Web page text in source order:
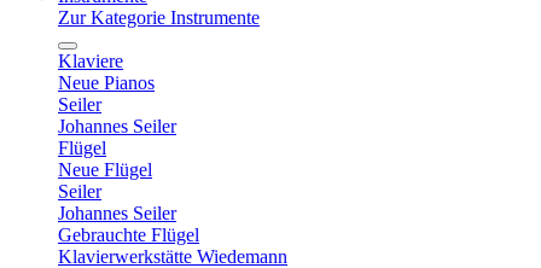
Zur Kategorie Instrumente
Klaviere
Neue Pianos
Seiler
Johannes Seiler
Flügel
Neue Flügel
Seiler
Johannes Seiler
Gebrauchte Flügel
Klavierwerkstätte Wiedemann